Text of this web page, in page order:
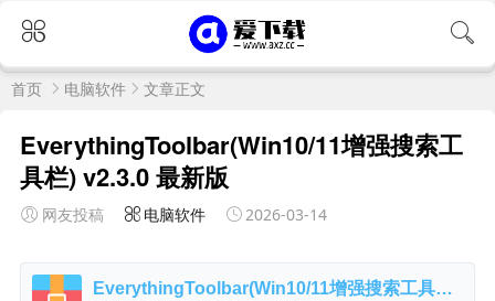
首页 电脑软件 文章正文
EverythingToolbar(Win10/11增强搜索工
具栏) v2.3.0 最新版
网友投稿 电脑软件 2026-03-14
EverythingToolbar(Win10/11增强搜索工具栏) v2.3.0 最新版